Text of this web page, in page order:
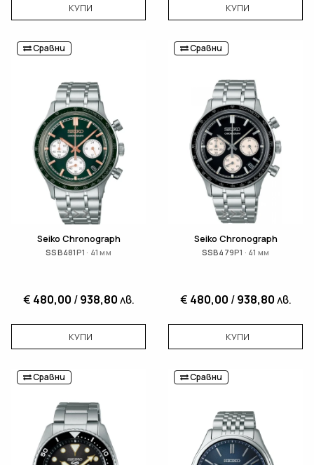
КУПИ КУПИ
Сравни
Seiko Chronograph
SSB481P1 · 41 мм
€ 480,00 /938,80лв.
КУПИ
Сравни
Seiko Chronograph
SSB479P1 · 41 мм
€ 480,00 /938,80лв.
КУПИ
Сравни Сравни